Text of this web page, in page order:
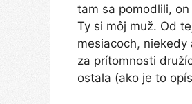
tam sa pomodlili,
Ty si môj muž. Od
mesiacoch,
za prítomnosti
ostala (ako je to